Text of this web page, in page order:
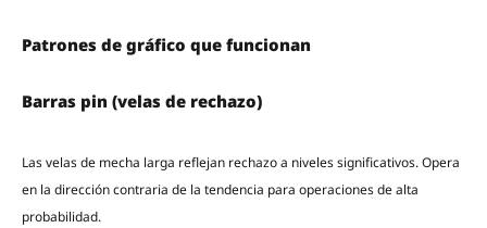
Patrones de gráfico que funcionan
Barras pin (velas de rechazo)
Las velas de mecha larga reflejan rechazo a niveles significativos. Opera
en la dirección contraria de la tendencia para operaciones de alta
probabilidad.